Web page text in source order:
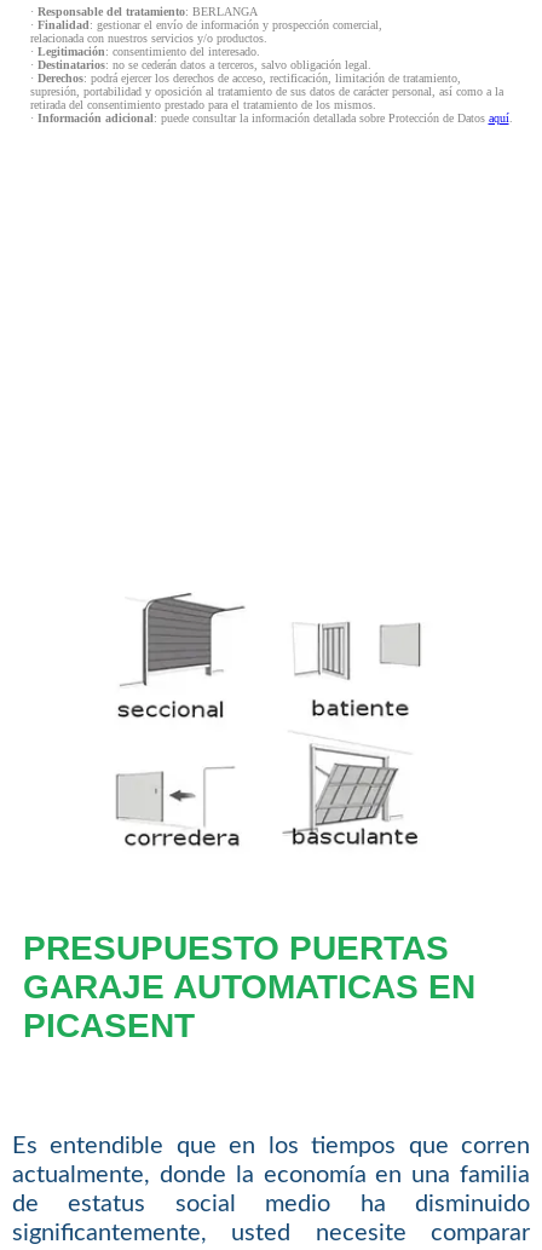
· Responsable del tratamiento: BERLANGA
· Finalidad: gestionar el envío de información y prospección comercial,
relacionada con nuestros servicios y/o productos.
· Legitimación: consentimiento del interesado.
· Destinatarios: no se cederán datos a terceros, salvo obligación legal.
· Derechos: podrá ejercer los derechos de acceso, rectificación, limitación de tratamiento,
supresión, portabilidad y oposición al tratamiento de sus datos de carácter personal, así como a la
retirada del consentimiento prestado para el tratamiento de los mismos.
· Información adicional: puede consultar la información detallada sobre Protección de Datos aquí.
PRESUPUESTO PUERTAS
GARAJE AUTOMATICAS EN
PICASENT
Es entendible que en los tiempos que corren
actualmente, donde la economía en una familia
de estatus social medio ha disminuido
significantemente, usted necesite comparar